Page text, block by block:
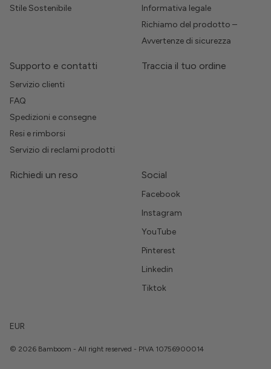
Stile Sostenibile
Informativa legale
Richiamo del prodotto –
Avvertenze di sicurezza
Supporto e contatti
Servizio clienti
FAQ
Spedizioni e consegne
Resi e rimborsi
Servizio di reclami prodotti
Traccia il tuo ordine
Richiedi un reso Social
Facebook
Instagram
YouTube
Pinterest
Linkedin
Tiktok
EUR
© 2026 Bamboom - All right reserved - PIVA 10756900014